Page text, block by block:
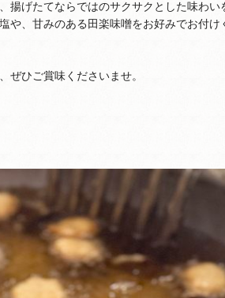
揚げたてならではのサクサクとした味わい
や、甘みのある田楽味噌をお好みでお付け
ぜひご賞味くださいませ。